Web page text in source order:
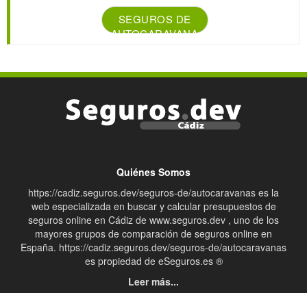
SEGUROS DE
AUTOCARAVANA
Quiénes Somos
https://cadiz.seguros.dev/seguros-de/autocaravanas es la
web especializada en buscar y calcular presupuestos de
seguros online en Cádiz de www.seguros.dev , uno de los
mayores grupos de comparación de seguros online en
España. https://cadiz.seguros.dev/seguros-de/autocaravanas
es propiedad de eSeguros.es ®
Leer más...